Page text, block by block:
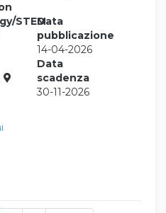
STEMData
pubblicazione
14-04-2026
Data
scadenza
30-11-2026